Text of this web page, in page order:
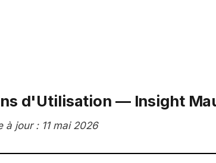
d'Utilisation — Insight
à jour : 11 mai 2026